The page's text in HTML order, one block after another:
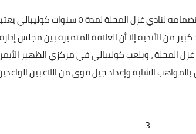
وقع اللاعب الايفواري عبد العزيز كوليبالي على عقود انضمامه
من الأندية إلا أن العلاقة المتميزة بين مجلس
المحلة ، ويلعب كوليبالي في مركزي الظهير
الشابة وإعداد جيل قوى من اللاعبين
3
Elshamy